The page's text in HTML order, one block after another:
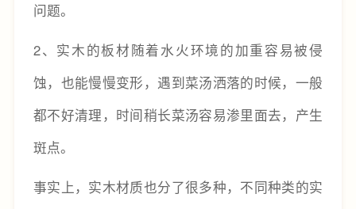
问题。
2、实木的板材随着水火环境的加重容易被侵
蚀，也能慢慢变形，遇到菜汤洒落的时候，一般
都不好清理，时间稍长菜汤容易渗里面去，产生
斑点。
事实上，实木材质也分了很多种，不同种类的实